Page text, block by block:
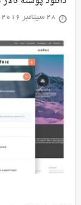
28 سپتامبر 2016